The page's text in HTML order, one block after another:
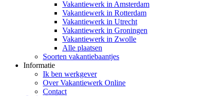
Vakantiewerk in Amsterdam
Vakantiewerk in Rotterdam
Vakantiewerk in Utrecht
Vakantiewerk in Groningen
Vakantiewerk in Zwolle
Alle plaatsen
Soorten vakantiebaantjes
Informatie
Ik ben werkgever
Over Vakantiewerk Online
Contact